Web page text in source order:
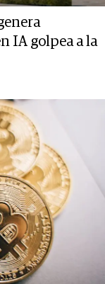
IA golpea a la